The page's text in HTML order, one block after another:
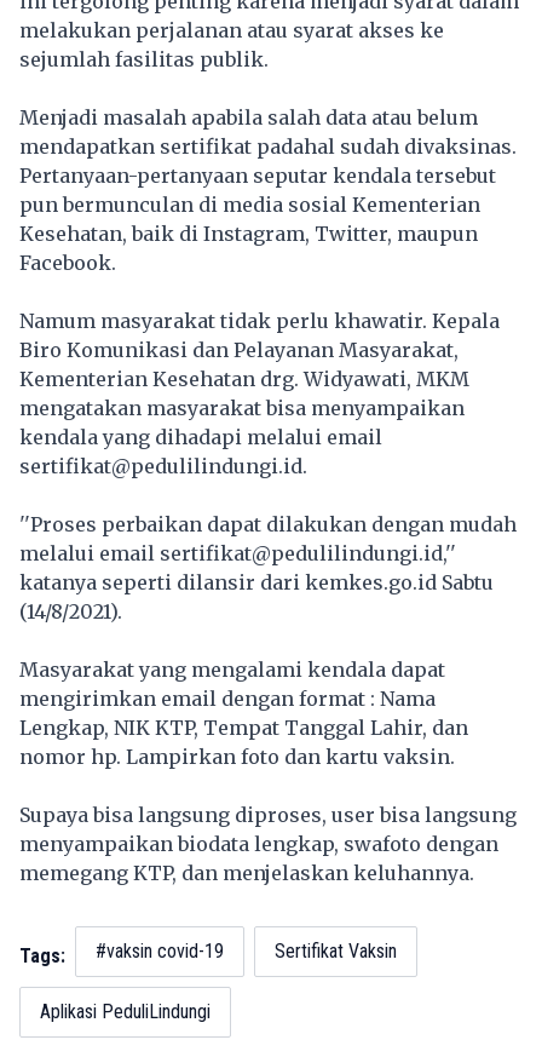
melakukan perjalanan atau syarat akses ke
sejumlah fasilitas publik.
Menjadi masalah apabila salah data atau belum
mendapatkan sertifikat padahal sudah divaksinas.
Pertanyaan-pertanyaan seputar kendala tersebut
pun bermunculan di media sosial Kementerian
Kesehatan, baik di Instagram, Twitter, maupun
Facebook.
Namum masyarakat tidak perlu khawatir. Kepala
Biro Komunikasi dan Pelayanan Masyarakat,
Kementerian Kesehatan drg. Widyawati, MKM
mengatakan masyarakat bisa menyampaikan
kendala yang dihadapi melalui email
sertifikat@pedulilindungi.id.
''Proses perbaikan dapat dilakukan dengan mudah
melalui email sertifikat@pedulilindungi.id,''
katanya seperti dilansir dari kemkes.go.id Sabtu
(14/8/2021).
Masyarakat yang mengalami kendala dapat
mengirimkan email dengan format : Nama
Lengkap, NIK KTP, Tempat Tanggal Lahir, dan
nomor hp. Lampirkan foto dan kartu vaksin.
Supaya bisa langsung diproses, user bisa langsung
menyampaikan biodata lengkap, swafoto dengan
memegang KTP, dan menjelaskan keluhannya.
Tags: #vaksin covid-19 Sertifikat Vaksin
Aplikasi PeduliLindungi